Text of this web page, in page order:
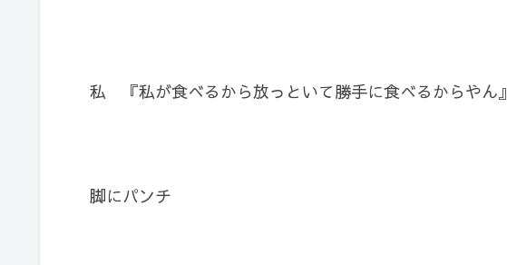
私 『私が食べるから放っといて勝手に食べるからやん』
脚にパンチ